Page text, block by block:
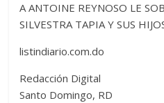
A ANTOINE REYNOSO LE
SILVESTRA TAPIA Y SUS
listindiario.com.do
Redacción Digital
Santo Domingo, RD